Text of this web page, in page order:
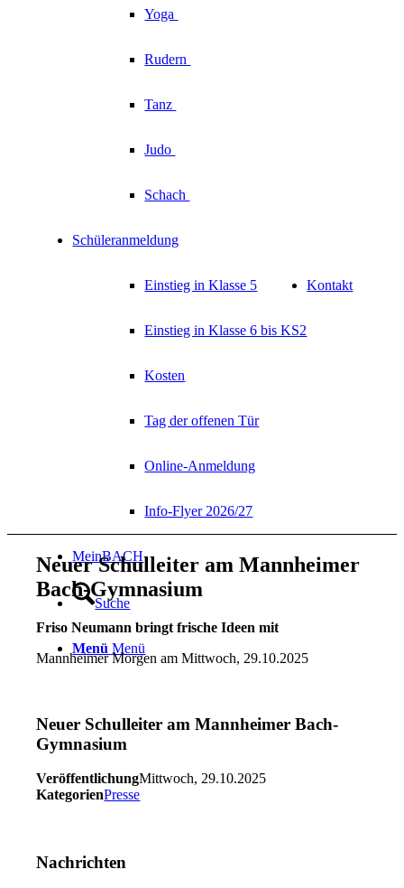
Yoga
Rudern
Tanz
Judo
Schach
Schüleranmeldung
Einstieg in Klasse 5
Einstieg in Klasse 6 bis KS2
Kosten
Tag der offenen Tür
Online-Anmeldung
Info-Flyer 2026/27
Kontakt
MeinBACH
Suche
Menü Menü
Neuer Schulleiter am Mannheimer
Bach-Gymnasium
Friso Neumann bringt frische Ideen mit
Mannheimer Morgen am Mittwoch, 29.10.2025
Neuer Schulleiter am Mannheimer Bach-
Gymnasium
VeröffentlichungMittwoch, 29.10.2025
KategorienPresse
Nachrichten